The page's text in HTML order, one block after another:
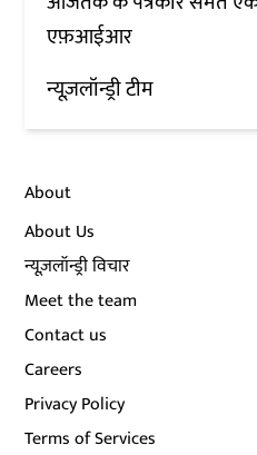
एफ़आईआर
न्यूज़लॉन्ड्री टीम
About
About Us
न्यूज़लॉन्ड्री विचार
Meet the team
Contact us
Careers
Privacy Policy
Terms of Services